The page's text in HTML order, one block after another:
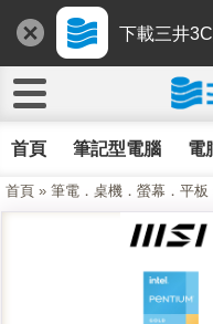
下載三井
首頁 筆記型電腦 電
首頁 » 筆電．桌機．螢幕．平板